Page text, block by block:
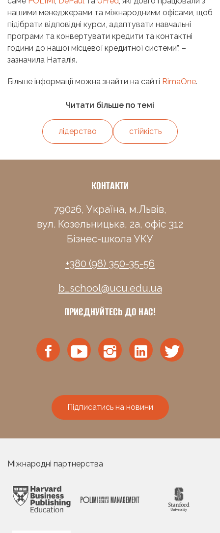
нашими менеджерами та міжнародними офісами, щоб
підібрати відповідні курси, адаптувати навчальні
програми та конвертувати кредити та контактні
години до нашої місцевої кредитної системи”, –
зазначила Наталія.
Більше інформації можна знайти на сайті RimaOne.
Читати більше по темі
лідерство стійкість
КОНТАКТИ
79026, Україна, м.Львів,
вул. Козельницька, 2а, офіс 312
Бізнес-школа УКУ
+380 (98) 350-35-56
b_school@ucu.edu.ua
ПРИЄДНУЙТЕСЬ ДО НАС!
Підписатись на новини
Міжнародні партнерства